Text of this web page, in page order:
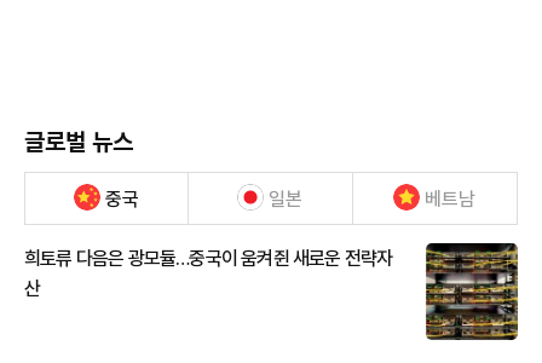
글로벌 뉴스
중국 일본 베트남
희토류 다음은 광모듈…중국이 움켜쥔 새로운 전략자
산